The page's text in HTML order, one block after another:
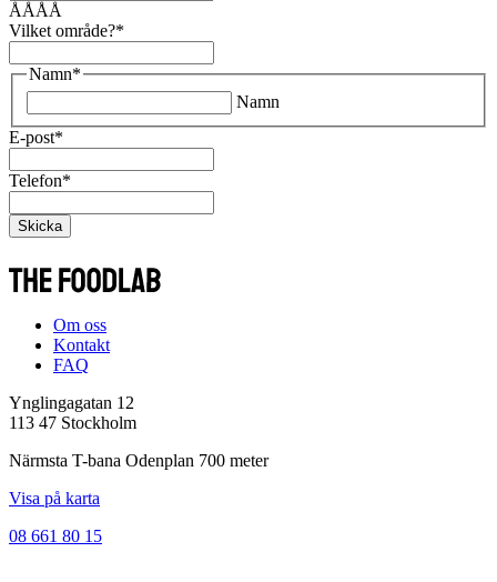
ÅÅÅÅ
Vilket område?*
Namn*
Namn
E-post*
Telefon*
Skicka
Om oss
Kontakt
FAQ
Ynglingagatan 12
113 47 Stockholm
Närmsta T-bana Odenplan 700 meter
Visa på karta
08 661 80 15